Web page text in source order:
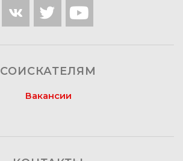
СОИСКАТЕЛЯМ
Вакансии